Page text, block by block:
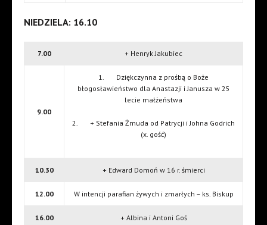
NIEDZIELA: 16.10
7.00 + Henryk Jakubiec
9.00
1. Dziękczynna z prośbą o Boże
błogosławieństwo dla Anastazji i Janusza w 25
lecie małżeństwa
2. + Stefania Żmuda od Patrycji i Johna Godrich
(x. gość)
10.30 + Edward Domoń w 16 r. śmierci
12.00 W intencji parafian żywych i zmarłych – ks. Biskup
16.00 + Albina i Antoni Goś